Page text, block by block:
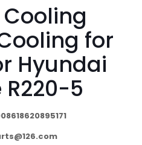
for
Hyundai
R220-5